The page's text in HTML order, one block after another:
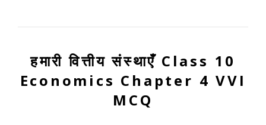
हमारी वित्तीय संस्थाएँ Class 10
Economics Chapter 4 VVI
MCQ